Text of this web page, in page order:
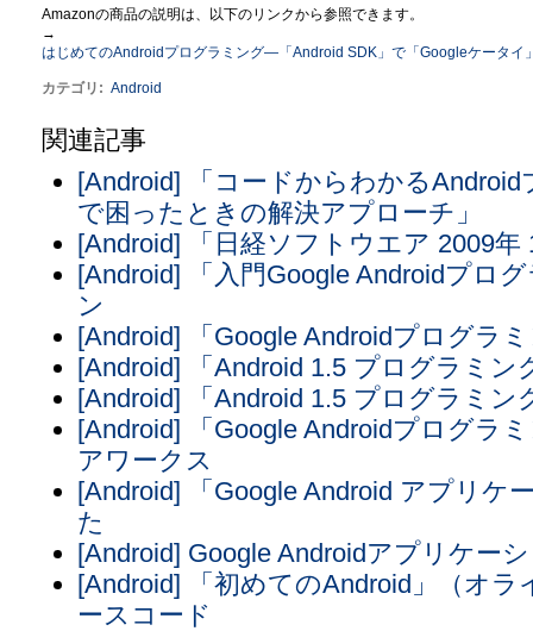
Amazonの商品の説明は、以下のリンクから参照できます。
→
はじめてのAndroidプログラミング―「Android SDK」で「Googleケータイ
カテゴリ : Android
関連記事
[Android] 「コードからわかる
で困ったときの解決アプローチ」
[Android] 「日経ソフトウエア 2009年
[Android] 「入門Google Androidプロ
ン
[Android] 「Google Androidプログラ
[Android] 「Android 1.5 プログラミ
[Android] 「Android 1.5 プログラミン
[Android] 「Google Androidプログラ
アワークス
[Android] 「Google Android アプリケ
た
[Android] Google Androidアプリケー
[Android] 「初めてのAndroid」（オ
ースコード